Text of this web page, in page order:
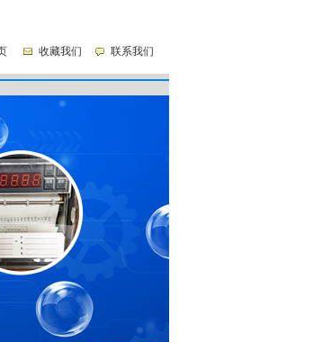
收藏我们 联系我们